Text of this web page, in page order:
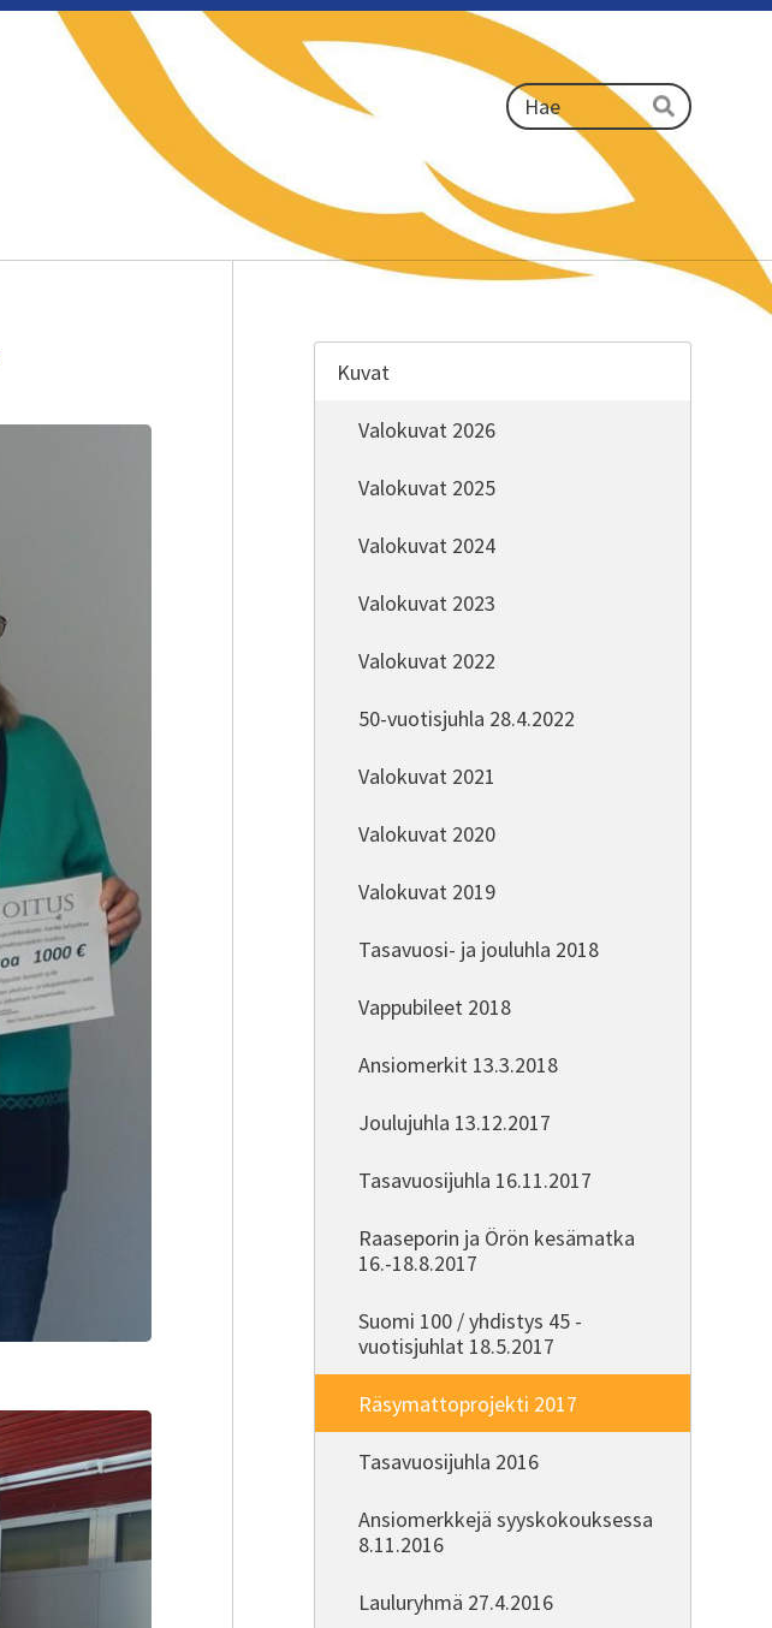
Haku
Hae
Kuvat
Valokuvat 2026
Valokuvat 2025
Valokuvat 2024
Valokuvat 2023
Valokuvat 2022
50-vuotisjuhla 28.4.2022
Valokuvat 2021
Valokuvat 2020
Valokuvat 2019
Tasavuosi- ja jouluhla 2018
Vappubileet 2018
Ansiomerkit 13.3.2018
Joulujuhla 13.12.2017
Tasavuosijuhla 16.11.2017
Raaseporin ja Örön kesämatka
16.-18.8.2017
Suomi 100 / yhdistys 45 -
vuotisjuhlat 18.5.2017
Räsymattoprojekti 2017
Tasavuosijuhla 2016
Ansiomerkkejä syyskokouksessa
8.11.2016
Lauluryhmä 27.4.2016